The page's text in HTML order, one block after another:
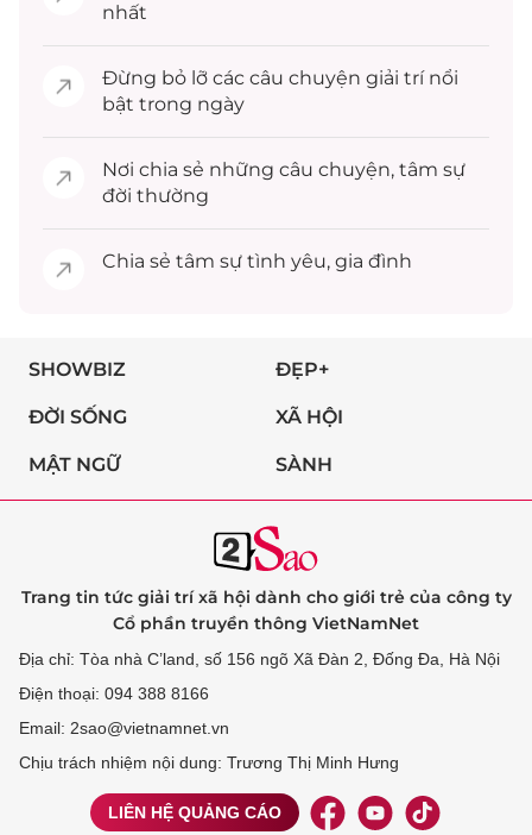
nhất
Đừng bỏ lỡ các câu chuyện giải trínổi
bật trong ngày
Nơi chia sẻ những câu chuyện, tâm sự
đời thường
Chia sẻ tâm sự tình yêu, gia đình
SHOWBIZ ĐẸP+
ĐỜI SỐNG XÃ HỘI
MẬT NGỮ SÀNH
Trang tin tức giải trí xã hội dành cho giới trẻ của công ty
Cổ phần truyền thông VietNamNet
Địa chỉ: Tòa nhà C’land, số 156 ngõ Xã Đàn 2, Đống Đa, Hà Nội
Điện thoại: 094 388 8166
Email: 2sao@vietnamnet.vn
Chịu trách nhiệm nội dung: Trương Thị Minh Hưng
LIÊN HỆ QUẢNG CÁO